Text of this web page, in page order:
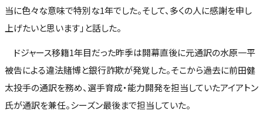
当に色々な意味で特別な1年でした。そして、多くの人に感謝を申し
上げたいと思います」と話した。
ドジャース移籍1年目だった昨季は開幕直後に元通訳の水原一平
被告による違法賭博と銀行詐欺が発覚した。そこから過去に前田健
太投手の通訳を務め、選手育成・能力開発を担当していたアイアトン
氏が通訳を兼任。シーズン最後まで担当していた。